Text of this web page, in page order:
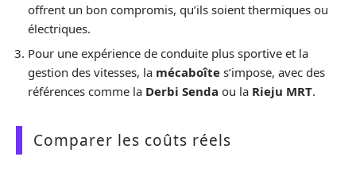
offrent un bon compromis, qu’ils soient thermiques ou
électriques.
Pour une expérience de conduite plus sportive et la
gestion des vitesses, la mécaboîte s’impose, avec des
références comme la Derbi Senda ou la Rieju MRT.
Comparer les coûts réels